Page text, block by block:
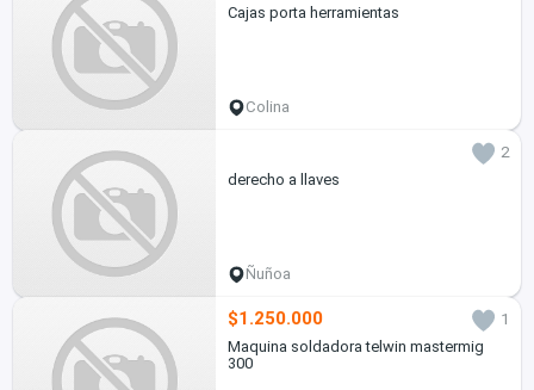
Cajas porta herramientas
Colina
2
derecho a llaves
Ñuñoa
$1.250.000
1
Maquina soldadora telwin mastermig
300